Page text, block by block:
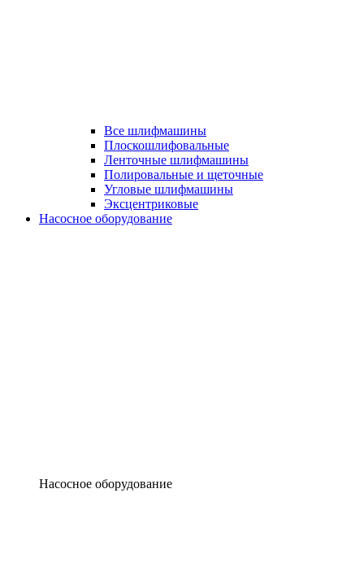
Все шлифмашины
Плоскошлифовальные
Ленточные шлифмашины
Полировальные и щеточные
Угловые шлифмашины
Эксцентриковые
Насосное оборудование
Насосное оборудование